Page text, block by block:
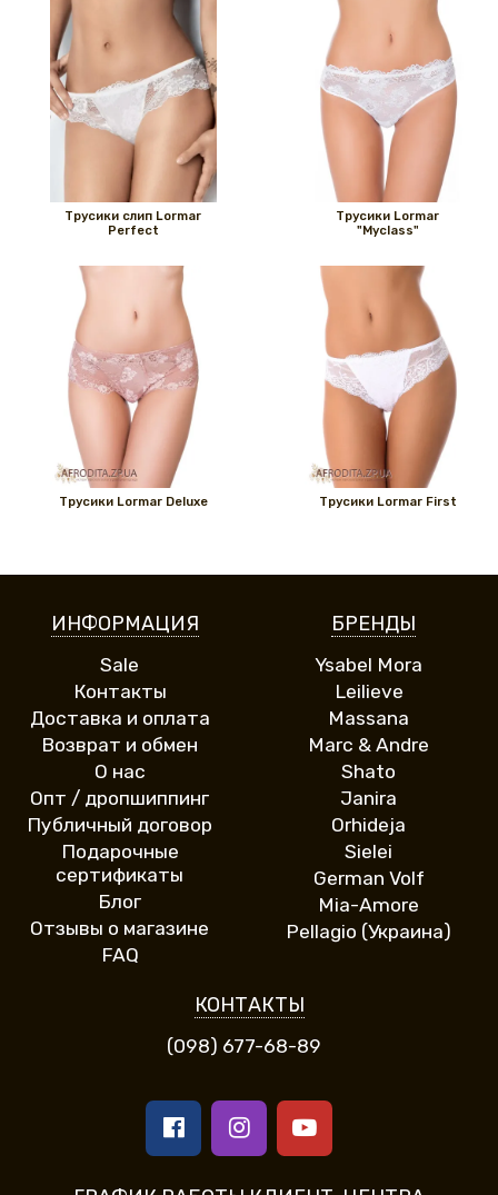
Трусики слип Lormar
Perfect
Трусики Lormar
"Myclass"
Трусики Lormar Deluxe Трусики Lormar First
ИНФОРМАЦИЯ
Sale
Контакты
Доставка и оплата
Возврат и обмен
О нас
Опт / дропшиппинг
Публичный договор
Подарочные
сертификаты
Блог
Отзывы о магазине
FAQ
БРЕНДЫ
Ysabel Mora
Leilieve
Massana
Marc & Andre
Shato
Janira
Orhideja
Sielei
German Volf
Mia-Amore
Pellagio (Украина)
КОНТАКТЫ
(098) 677-68-89